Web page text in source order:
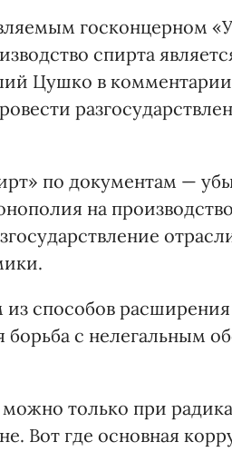
госконцерном
спирта
Цушко в комментарии
по документам —
на
способов
борьба с нелегальным
только при
Вот где основная